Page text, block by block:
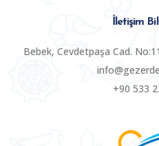
İletişim
Bebek, Cevdetpaşa Cad.
+90 533